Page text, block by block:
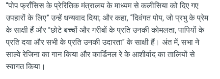
“पोप फ्राँसिस के प्रेरितिक मंत्रालय के माध्यम से कलीसिया को दिए गए
उपहारों के लिए” उन्हें धन्यवाद दिया; और कहा, “दिवंगत पोप, जो प्रभु के प्रेम
के साक्षी हैं और "छोटे बच्चों और गरीबों के प्रति उनकी कोमलता, पापियों के
प्रति दया और सभी के प्रति उनकी उदारता" के साक्षी हैं। अंत में, सभा ने
साल्वे रेजिना का गान किया और कार्डिनल रे के आशीर्वाद का तालियों से
स्वागत किया।